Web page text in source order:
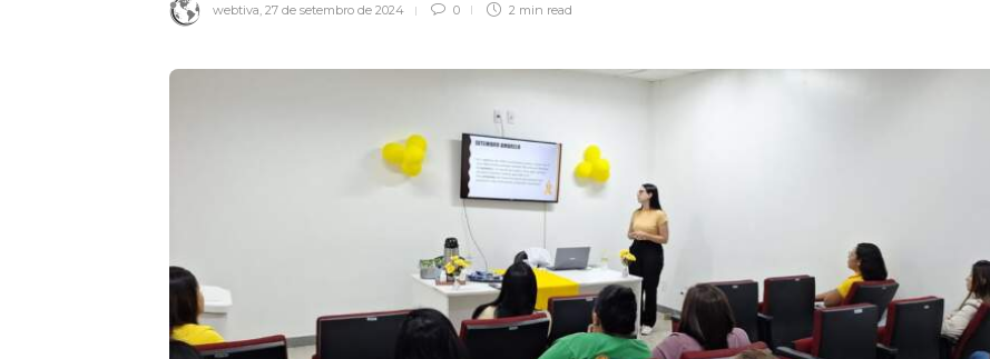
webtiva, 27 de setembro de 2024 0 2 min read